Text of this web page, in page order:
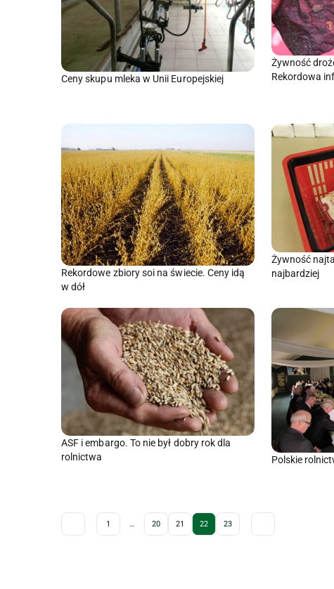
Ceny skupu mleka w Unii Europejskiej
Żywność
Rekordowa
Rekordowe zbiory soi na świecie. Ceny idą
w dół
Żywność
najbardziej
ASF i embargo. To nie był dobry rok dla
rolnictwa
Polskie
Archive Pagination
1 20 21 22 23